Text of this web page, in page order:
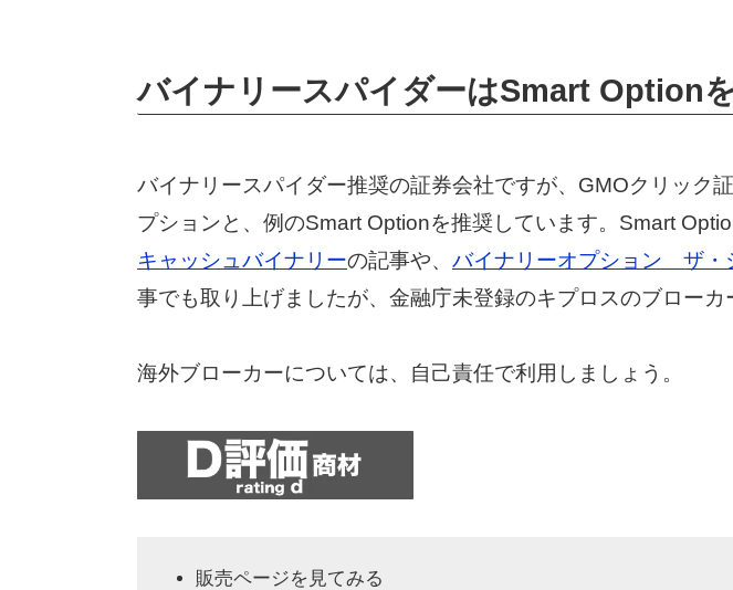
バイナリースパイダーはSmart Option
バイナリースパイダー推奨の証券会社ですが、GMOクリック
プションと、例のSmart Optionを推奨しています。Smart
キャッシュバイナリーの記事や、 バイナリーオプション ザ・
事でも取り上げましたが、金融庁未登録のキプロスのブローカ
海外ブローカーについては、自己責任で利用しましょう。
販売ページを見てみる